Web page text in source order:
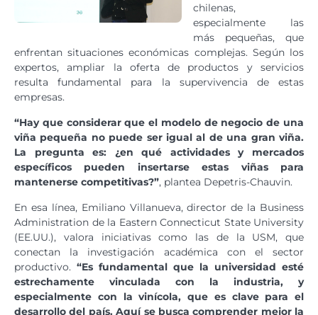
chilenas,
especialmente las
más pequeñas, que
enfrentan situaciones económicas complejas. Según los
expertos, ampliar la oferta de productos y servicios
resulta fundamental para la supervivencia de estas
empresas.
“Hay que considerar que el modelo de negocio de una
viña pequeña no puede ser igual al de una gran viña.
La pregunta es: ¿en qué actividades y mercados
específicos pueden insertarse estas viñas para
mantenerse competitivas?”, plantea Depetris-Chauvin.
En esa línea, Emiliano Villanueva, director de la Business
Administration de la Eastern Connecticut State University
(EE.UU.), valora iniciativas como las de la USM, que
conectan la investigación académica con el sector
productivo. “Es fundamental que la universidad esté
estrechamente vinculada con la industria, y
especialmente con la vinícola, que es clave para el
desarrollo del país. Aquí se busca comprender mejor la